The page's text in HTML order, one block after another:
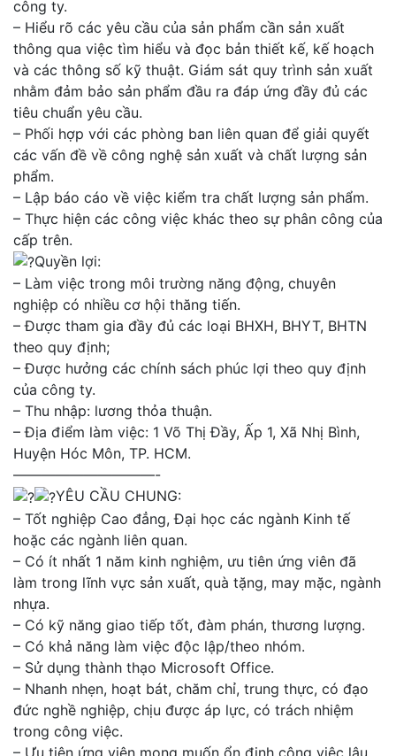
công ty.
– Hiểu rõ các yêu cầu của sản phẩm cần sản xuất
thông qua việc tìm hiểu và đọc bản thiết kế, kế hoạch
và các thông số kỹ thuật. Giám sát quy trình sản xuất
nhằm đảm bảo sản phẩm đầu ra đáp ứng đầy đủ các
tiêu chuẩn yêu cầu.
– Phối hợp với các phòng ban liên quan để giải quyết
các vấn đề về công nghệ sản xuất và chất lượng sản
phẩm.
– Lập báo cáo về việc kiểm tra chất lượng sản phẩm.
– Thực hiện các công việc khác theo sự phân công của
cấp trên.
Quyền lợi:
– Làm việc trong môi trường năng động, chuyên
nghiệp có nhiều cơ hội thăng tiến.
– Được tham gia đầy đủ các loại BHXH, BHYT, BHTN
theo quy định;
– Được hưởng các chính sách phúc lợi theo quy định
của công ty.
– Thu nhập: lương thỏa thuận.
– Địa điểm làm việc: 1 Võ Thị Đầy, Ấp 1, Xã Nhị Bình,
Huyện Hóc Môn, TP. HCM.
——————————-
YÊU CẦU CHUNG:
– Tốt nghiệp Cao đẳng, Đại học các ngành Kinh tế
hoặc các ngành liên quan.
– Có ít nhất 1 năm kinh nghiệm, ưu tiên ứng viên đã
làm trong lĩnh vực sản xuất, quà tặng, may mặc, ngành
nhựa.
– Có kỹ năng giao tiếp tốt, đàm phán, thương lượng.
– Có khả năng làm việc độc lập/theo nhóm.
– Sử dụng thành thạo Microsoft Office.
– Nhanh nhẹn, hoạt bát, chăm chỉ, trung thực, có đạo
đức nghề nghiệp, chịu được áp lực, có trách nhiệm
trong công việc.
– Ưu tiên ứng viên mong muốn ổn đinh công việc lâu